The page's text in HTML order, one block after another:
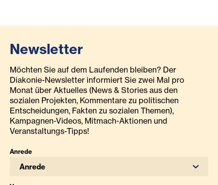
Newsletter
Möchten Sie auf dem Laufenden bleiben? Der
Diakonie-Newsletter informiert Sie zwei Mal pro
Monat über Aktuelles (News & Stories aus den
sozialen Projekten, Kommentare zu politischen
Entscheidungen, Fakten zu sozialen Themen),
Kampagnen-Videos, Mitmach-Aktionen und
Veranstaltungs-Tipps!
Anrede
Anrede